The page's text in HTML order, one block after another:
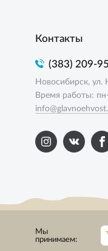
Контакты
(383) 209-
Новосибирск, ул.
Время работы:
Мы
принимаем: